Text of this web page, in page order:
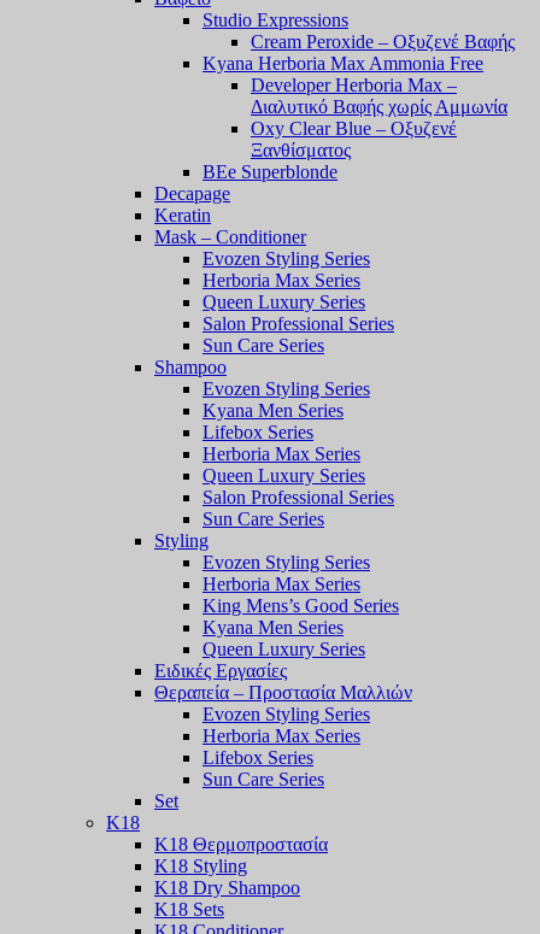
Studio Expressions
Cream Peroxide – Οξυζενέ Βαφής
Kyana Herboria Max Ammonia Free
Developer Herboria Max –
Διαλυτικό Βαφής χωρίς Αμμωνία
Oxy Clear Blue – Οξυζενέ
Ξανθίσματος
BEe Superblonde
Decapage
Keratin
Mask – Conditioner
Evozen Styling Series
Herboria Max Series
Queen Luxury Series
Salon Professional Series
Sun Care Series
Shampoo
Evozen Styling Series
Kyana Men Series
Lifebox Series
Herboria Max Series
Queen Luxury Series
Salon Professional Series
Sun Care Series
Styling
Evozen Styling Series
Herboria Max Series
King Mens’s Good Series
Kyana Men Series
Queen Luxury Series
Ειδικές Εργασίες
Θεραπεία – Προστασία Μαλλιών
Evozen Styling Series
Herboria Max Series
Lifebox Series
Sun Care Series
Set
K18
K18 Θερμοπροστασία
K18 Styling
K18 Dry Shampoo
K18 Sets